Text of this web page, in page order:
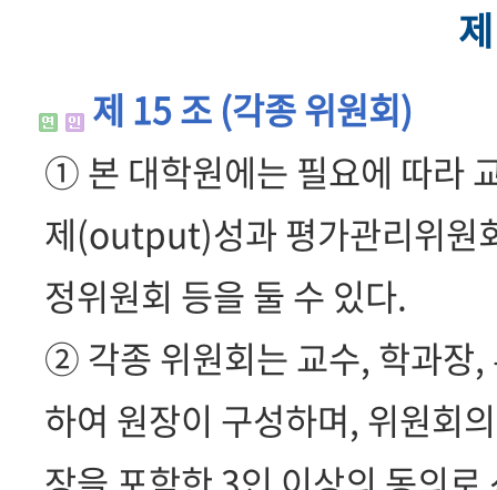
제 15 조 (각종 위원회)
① 본 대학원에는 필요에 따라
제(output)성과 평가관리위원
정위원회 등을 둘 수 있다.
② 각종 위원회는 교수, 학과장,
하여 원장이 구성하며, 위원회